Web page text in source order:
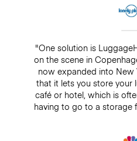
"One solution is
on the scene in
now expanded into New
that it lets you store your
café or hotel, which is
having to go to a storage